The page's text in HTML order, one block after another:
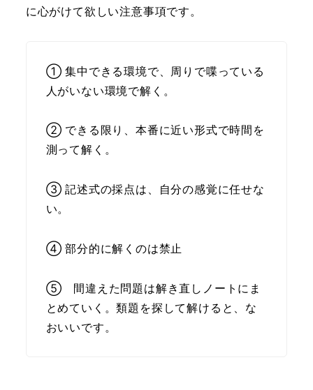
に心がけて欲しい注意事項です。
① 集中できる環境で、周りで喋っている
人がいない環境で解く。
② できる限り、本番に近い形式で時間を
測って解く。
③ 記述式の採点は、自分の感覚に任せな
い。
④ 部分的に解くのは禁止
⑤ 間違えた問題は解き直しノートにま
とめていく。類題を探して解けると、な
おいいです。